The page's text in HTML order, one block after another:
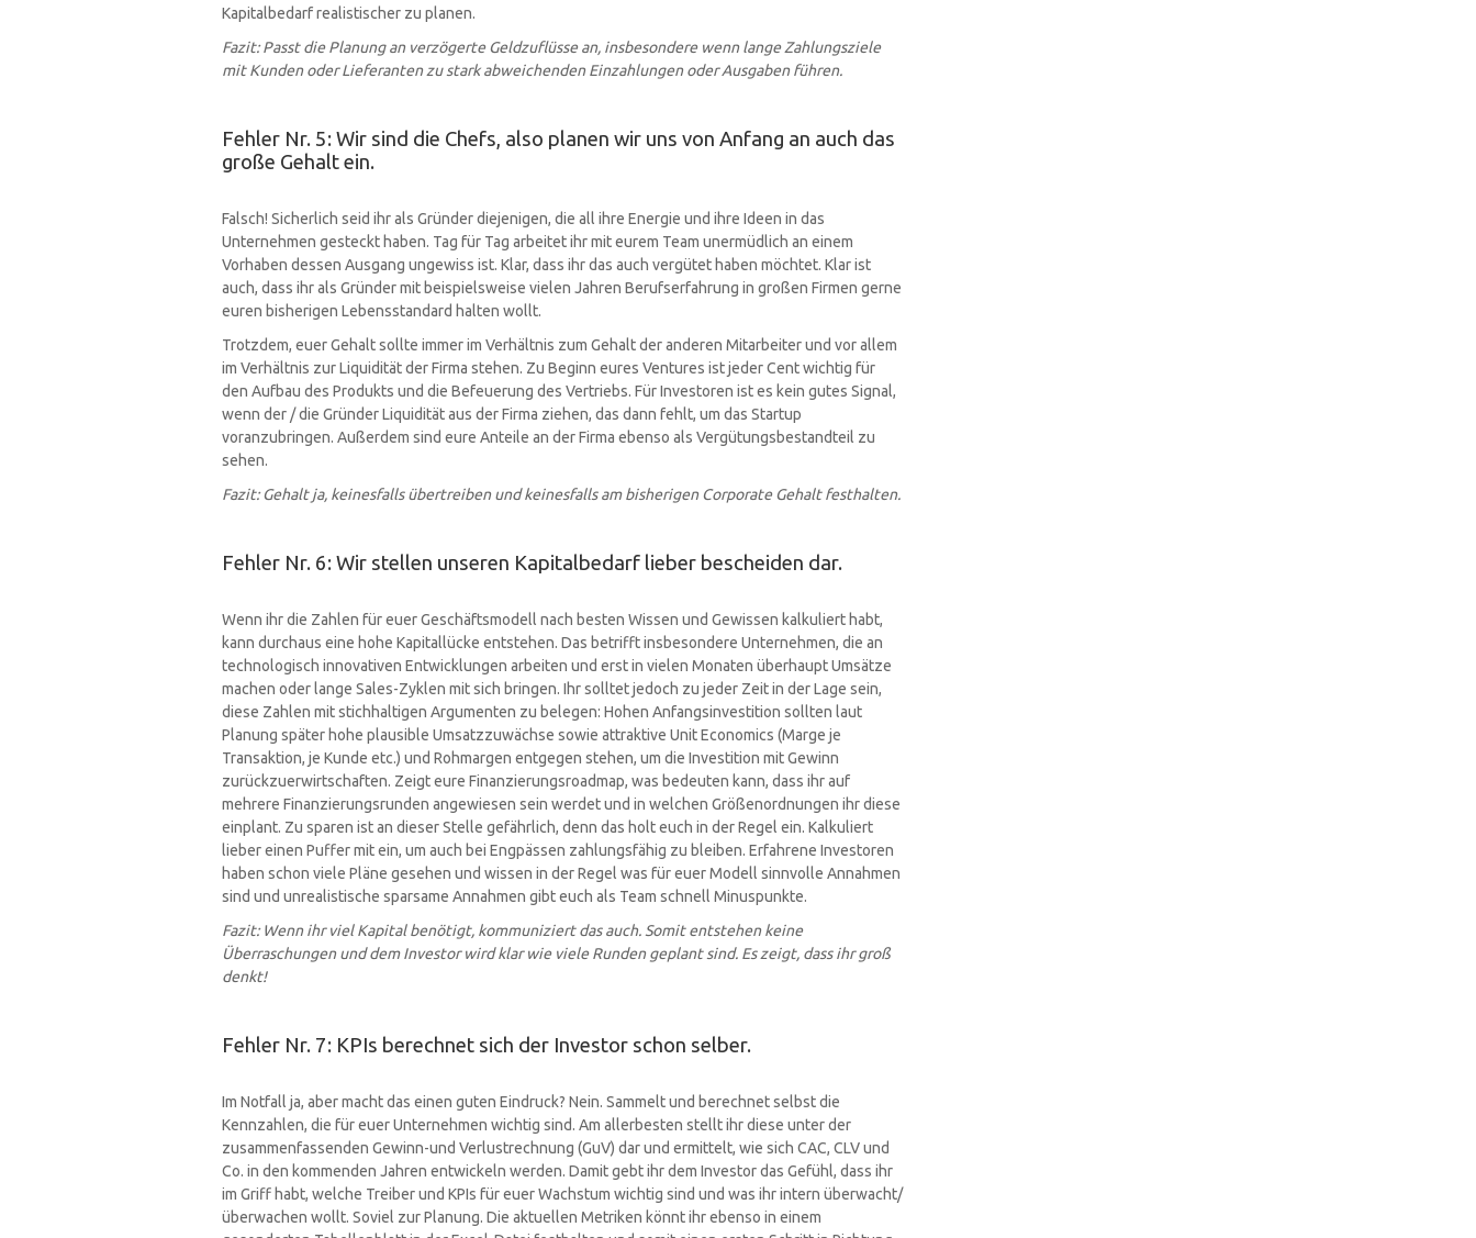
Kapitalbedarf realistischer zu planen.
Fazit: Passt die Planung an verzögerte Geldzuflüsse an, insbesondere wenn lange Zahlungsziele
mit Kunden oder Lieferanten zu stark abweichenden Einzahlungen oder Ausgaben führen.
Fehler Nr. 5: Wir sind die Chefs, also planen wir uns von Anfang an auch das
große Gehalt ein.
Falsch! Sicherlich seid ihr als Gründer diejenigen, die all ihre Energie und ihre Ideen in das
Unternehmen gesteckt haben. Tag für Tag arbeitet ihr mit eurem Team unermüdlich an einem
Vorhaben dessen Ausgang ungewiss ist. Klar, dass ihr das auch vergütet haben möchtet. Klar ist
auch, dass ihr als Gründer mit beispielsweise vielen Jahren Berufserfahrung in großen Firmen gerne
euren bisherigen Lebensstandard halten wollt.
Trotzdem, euer Gehalt sollte immer im Verhältnis zum Gehalt der anderen Mitarbeiter und vor allem
im Verhältnis zur Liquidität der Firma stehen. Zu Beginn eures Ventures ist jeder Cent wichtig für
den Aufbau des Produkts und die Befeuerung des Vertriebs. Für Investoren ist es kein gutes Signal,
wenn der / die Gründer Liquidität aus der Firma ziehen, das dann fehlt, um das Startup
voranzubringen. Außerdem sind eure Anteile an der Firma ebenso als Vergütungsbestandteil zu
sehen.
Fazit: Gehalt ja, keinesfalls übertreiben und keinesfalls am bisherigen Corporate Gehalt festhalten.
Fehler Nr. 6: Wir stellen unseren Kapitalbedarf lieber bescheiden dar.
Wenn ihr die Zahlen für euer Geschäftsmodell nach besten Wissen und Gewissen kalkuliert habt,
kann durchaus eine hohe Kapitallücke entstehen. Das betrifft insbesondere Unternehmen, die an
technologisch innovativen Entwicklungen arbeiten und erst in vielen Monaten überhaupt Umsätze
machen oder lange Sales-Zyklen mit sich bringen. Ihr solltet jedoch zu jeder Zeit in der Lage sein,
diese Zahlen mit stichhaltigen Argumenten zu belegen: Hohen Anfangsinvestition sollten laut
Planung später hohe plausible Umsatzzuwächse sowie attraktive Unit Economics (Marge je
Transaktion, je Kunde etc.) und Rohmargen entgegen stehen, um die Investition mit Gewinn
zurückzuerwirtschaften. Zeigt eure Finanzierungsroadmap, was bedeuten kann, dass ihr auf
mehrere Finanzierungsrunden angewiesen sein werdet und in welchen Größenordnungen ihr diese
einplant. Zu sparen ist an dieser Stelle gefährlich, denn das holt euch in der Regel ein. Kalkuliert
lieber einen Puffer mit ein, um auch bei Engpässen zahlungsfähig zu bleiben. Erfahrene Investoren
haben schon viele Pläne gesehen und wissen in der Regel was für euer Modell sinnvolle Annahmen
sind und unrealistische sparsame Annahmen gibt euch als Team schnell Minuspunkte.
Fazit: Wenn ihr viel Kapital benötigt, kommuniziert das auch. Somit entstehen keine
Überraschungen und dem Investor wird klar wie viele Runden geplant sind. Es zeigt, dass ihr groß
denkt!
Fehler Nr. 7: KPIs berechnet sich der Investor schon selber.
Im Notfall ja, aber macht das einen guten Eindruck? Nein. Sammelt und berechnet selbst die
Kennzahlen, die für euer Unternehmen wichtig sind. Am allerbesten stellt ihr diese unter der
zusammenfassenden Gewinn-und Verlustrechnung (GuV) dar und ermittelt, wie sich CAC, CLV und
Co. in den kommenden Jahren entwickeln werden. Damit gebt ihr dem Investor das Gefühl, dass ihr
im Griff habt, welche Treiber und KPIs für euer Wachstum wichtig sind und was ihr intern überwacht/
überwachen wollt. Soviel zur Planung. Die aktuellen Metriken könnt ihr ebenso in einem